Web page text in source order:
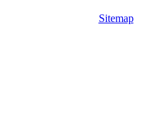
Sitemap